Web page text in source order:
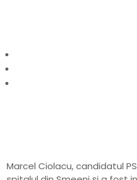
Marcel Ciolacu, candidatul